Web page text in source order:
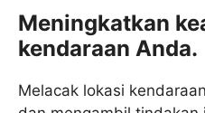
Meningkatkan
kendaraan Anda.
Melacak lokasi